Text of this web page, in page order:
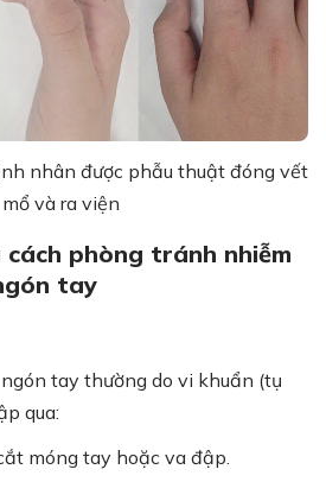
nhân được phẫu thuật đóng vết
mổ và ra viện
cách phòng tránh nhiễm
tay
tay thường do vi khuẩn (tụ
qua:
móng tay hoặc va đập.